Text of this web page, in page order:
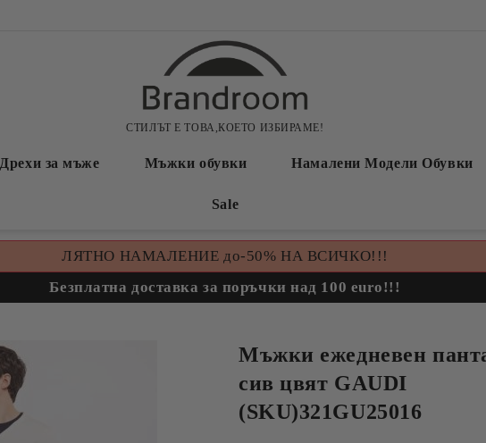
СТИЛЪТ Е ТОВА,КОЕТО ИЗБИРАМЕ!
Дрехи за мъже Мъжки обувки Намалени Модели Обувки
Sale
ЛЯТНО НАМАЛЕНИЕ до-50% НА ВСИЧКО!!!
Безплатна доставка за поръчки над 100 euro!!!
Мъжки ежедневен
сив цвят GAUDI
(SKU)321GU25016